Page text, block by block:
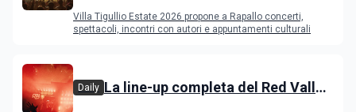
Villa Tigullio Estate 2026 propone a Rapallo concerti,
spettacoli, incontri con autori e appuntamenti culturali
Daily La line-up completa del Red Valley